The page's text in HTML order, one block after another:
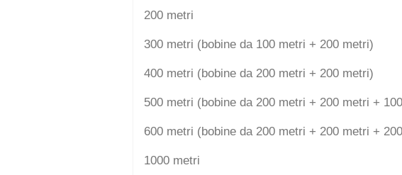
200 metri
300 metri (bobine da 100 metri + 200 metri)
400 metri (bobine da 200 metri + 200 metri)
500 metri (bobine da 200 metri + 200 metri +
600 metri (bobine da 200 metri + 200 metri +
1000 metri